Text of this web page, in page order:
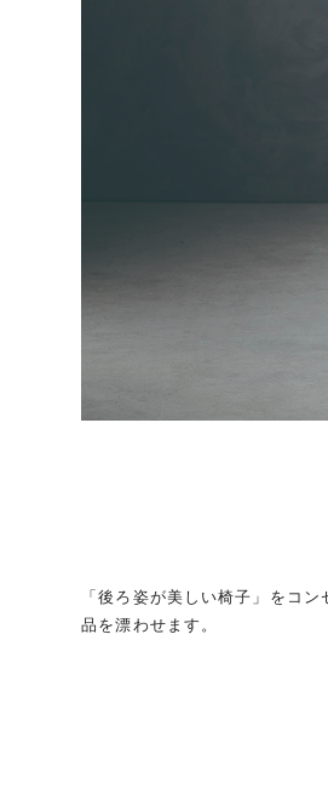
「後ろ姿が美しい椅子」をコ
品を漂わせます。